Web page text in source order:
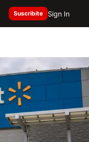
Suscribite Sign In